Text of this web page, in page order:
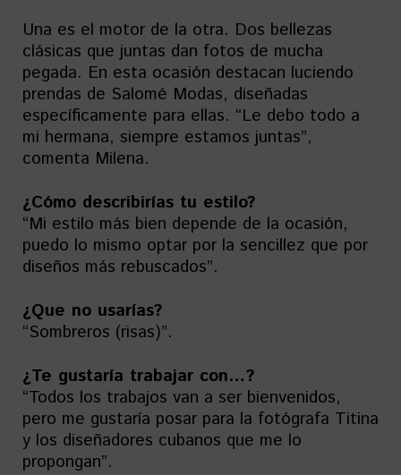
Una es el motor de la otra. Dos bellezas
clásicas que juntas dan fotos de mucha
pegada. En esta ocasión destacan luciendo
prendas de Salomé Modas, diseñadas
específicamente para ellas. “Le debo todo a
mi hermana, siempre estamos juntas”,
comenta Milena.
¿Cómo describirías tu estilo?
“Mi estilo más bien depende de la ocasión,
puedo lo mismo optar por la sencillez que por
diseños más rebuscados”.
¿Que no usarías?
“Sombreros (risas)”.
¿Te gustaría trabajar con…?
“Todos los trabajos van a ser bienvenidos,
pero me gustaría posar para la fotógrafa Titina
y los diseñadores cubanos que me lo
propongan”.